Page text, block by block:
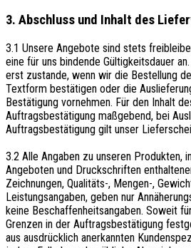
3. Abschluss und Inhalt des
3.1 Unsere Angebote sind stets
eine für uns bindende Gültigkeitsdauer
erst zustande, wenn wir die Bestellung
Textform bestätigen oder die
Bestätigung vornehmen. Für den Inhalt
Auftragsbestätigung maßgebend, bei
Auftragsbestätigung gilt unser
3.2 Alle Angaben zu unseren Produkten,
Angeboten und Druckschriften
Zeichnungen, Qualitäts-, Mengen-,
Leistungsangaben, geben nur
keine Beschaffenheitsangaben. Soweit
Grenzen in der Auftragsbestätigung
aus ausdrücklich anerkannten